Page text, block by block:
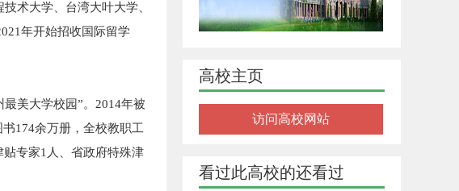
术大学、台湾大叶大学、
年开始招收国际留学
美大学校园”。2014年被
174余万册，全校教职工
专家1人、省政府特殊津
高校主页
访问高校网站
看过此高校的还看过